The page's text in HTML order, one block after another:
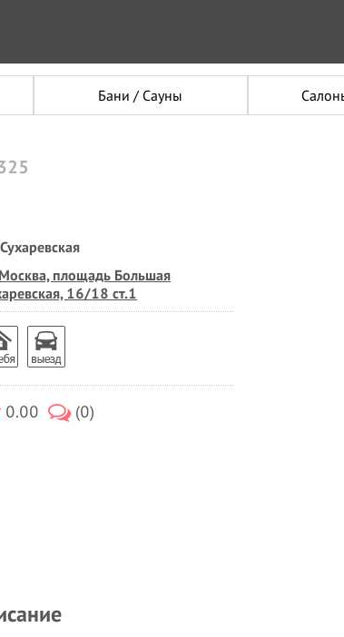
Бани / Сауны
Сухаревская
Москва, площадь Большая
16/18 ст.1
0.00 (0)